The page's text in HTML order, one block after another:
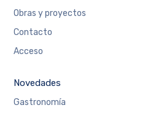
Obras y proyectos
Contacto
Acceso
Novedades
Gastronomía